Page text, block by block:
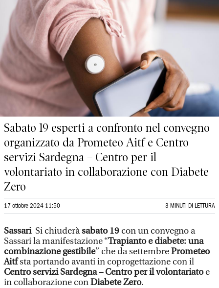
Sabato 19 esperti a confronto nel convegno
organizzato da Prometeo Aitf e Centro
servizi Sardegna – Centro per il
volontariato in collaborazione con Diabete
Zero
17 ottobre 2024 11:50 3 MINUTI DI LETTURA
SassariSi chiuderàsabato 19 con un convegno a
Sassari la manifestazione “Trapianto e diabete: una
combinazione gestibile” che da settembrePrometeo
Aitfsta portando avanti in coprogettazione con il
Centro servizi Sardegna – Centro per il volontariatoe
in collaborazione conDiabete Zero.